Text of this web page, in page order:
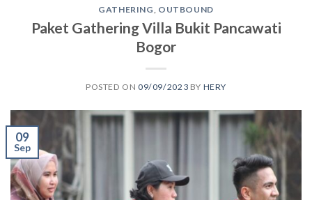
GATHERING OUTBOUND
Paket Gathering Villa Bukit Pancawati
Bogor
POSTED ON09/09/2023 BY HERY
09
Sep